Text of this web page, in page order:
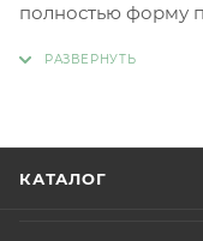
полностью форму
КАТАЛОГ